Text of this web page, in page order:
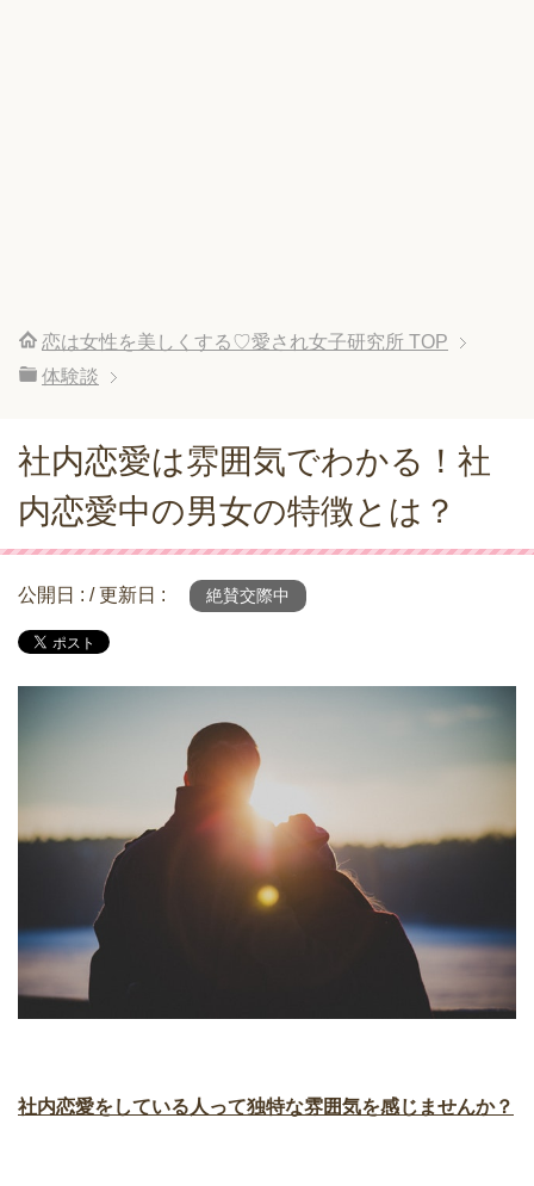
恋は女性を美しくする♡愛され女子研究所 TOP
体験談
社内恋愛は雰囲気でわかる！社
内恋愛中の男女の特徴とは？
公開日 : / 更新日 : 絶賛交際中
社内恋愛をしている人って独特な雰囲気を感じませんか？